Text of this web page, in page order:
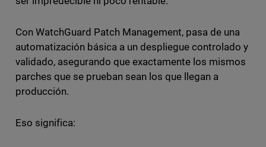
Con WatchGuard Patch Management, pasa de una
automatización básica a un despliegue controlado y
validado, asegurando que exactamente los mismos
parches que se prueban sean los que llegan a
producción.
Eso significa: